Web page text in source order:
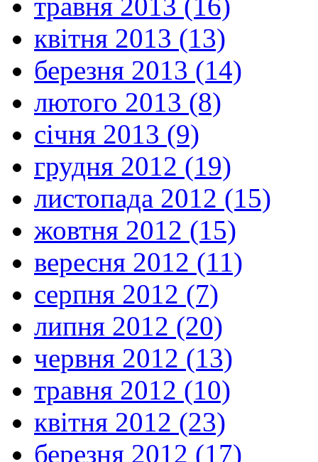
квітня 2013 (13)
березня 2013 (14)
лютого 2013 (8)
січня 2013 (9)
грудня 2012 (19)
листопада 2012 (15)
жовтня 2012 (15)
вересня 2012 (11)
серпня 2012 (7)
липня 2012 (20)
червня 2012 (13)
травня 2012 (10)
квітня 2012 (23)
березня 2012 (17)